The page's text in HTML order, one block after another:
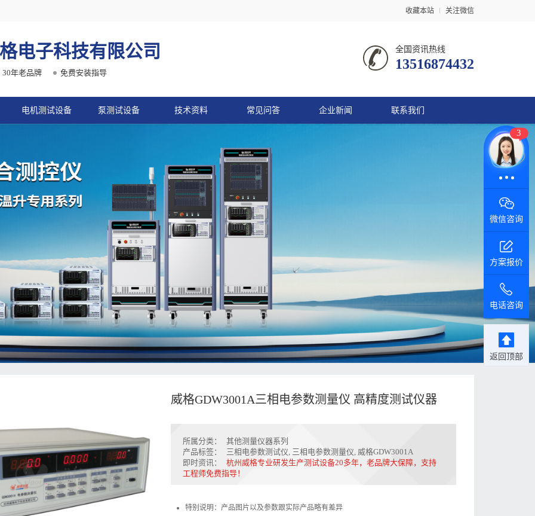
收藏本站 关注微信
电子科技有限公司
30年老品牌 免费安装指导
全国资讯热线
13516874432
电机测试设备 泵测试设备 技术资料 常见问答 企业新闻 联系我们
威格GDW3001A三相电参数测量仪 高精度测试仪器
所属分类：
其他测量仪器系列
产品标签：
三相电参数测试仪, 三相电参数测量仪, 威格GDW3001A
即时资讯：
杭州威格专业研发生产测试设备20多年，老品牌大保障，支持
工程师免费指导！
特别说明：产品图片以及参数跟实际产品略有差异
3
在线咨询
微信咨询
方案报价
电话咨询
返回顶部